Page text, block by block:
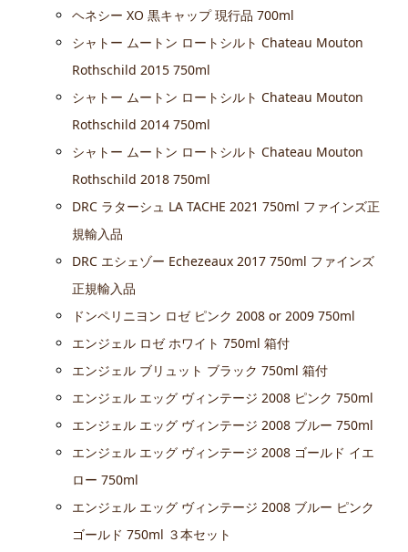
ヘネシー XO 黒キャップ 現行品 700ml
シャトー ムートン ロートシルト Chateau Mouton
Rothschild 2015 750ml
シャトー ムートン ロートシルト Chateau Mouton
Rothschild 2014 750ml
シャトー ムートン ロートシルト Chateau Mouton
Rothschild 2018 750ml
DRC ラターシュ LA TACHE 2021 750ml ファインズ正
規輸入品
DRC エシェゾー Echezeaux 2017 750ml ファインズ
正規輸入品
ドンペリニヨン ロゼ ピンク 2008 or 2009 750ml
エンジェル ロゼ ホワイト 750ml 箱付
エンジェル ブリュット ブラック 750ml 箱付
エンジェル エッグ ヴィンテージ 2008 ピンク 750ml
エンジェル エッグ ヴィンテージ 2008 ブルー 750ml
エンジェル エッグ ヴィンテージ 2008 ゴールド イエ
ロー 750ml
エンジェル エッグ ヴィンテージ 2008 ブルー ピンク
ゴールド 750ml ３本セット